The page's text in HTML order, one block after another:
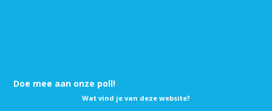
Doe mee aan onze poll!
Wat vind je van deze website?